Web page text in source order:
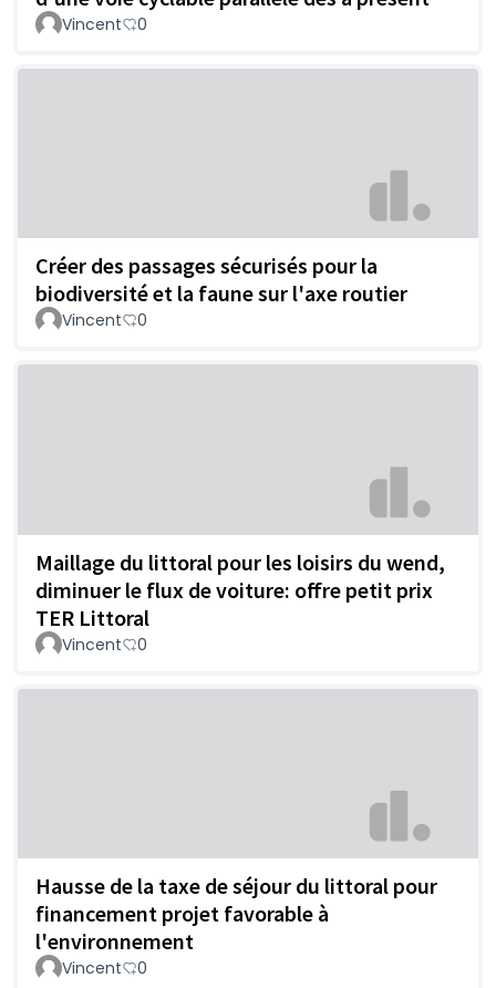
Vincent 0
Créer des passages sécurisés pour la
biodiversité et la faune sur l'axe routier
Vincent 0
Maillage du littoral pour les loisirs du wend,
diminuer le flux de voiture: offre petit prix
TER Littoral
Vincent 0
Hausse de la taxe de séjour du littoral pour
financement projet favorable à
l'environnement
Vincent 0